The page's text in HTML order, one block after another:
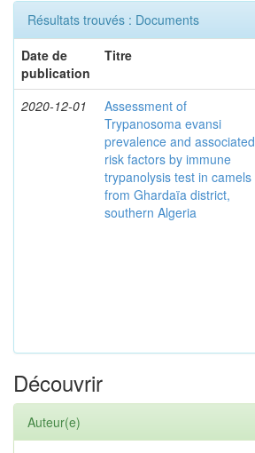
Résultats trouvés : Documents
Date de
publication
Titre
2020-12-01
Assessment of
Trypanosoma evansi
prevalence and associated
risk factors by immune
trypanolysis test in camels
from Ghardaïa district,
southern Algeria
Découvrir
Auteur(e)